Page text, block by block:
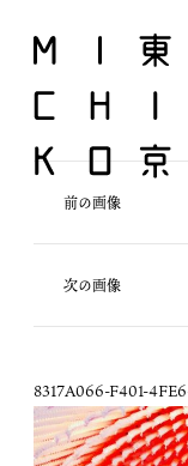
前の画像
次の画像
8317A066-F401-